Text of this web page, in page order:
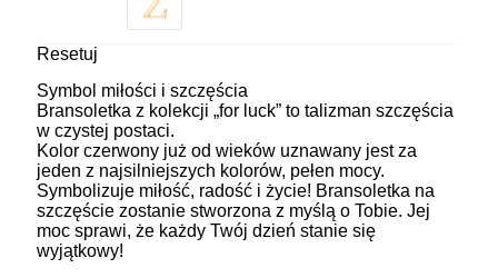
Resetuj
Symbol miłości i szczęścia
Bransoletka z kolekcji „for luck” to talizman szczęścia
w czystej postaci.
Kolor czerwony już od wieków uznawany jest za
jeden z najsilniejszych kolorów, pełen mocy.
Symbolizuje miłość, radość i życie! Bransoletka na
szczęście zostanie stworzona z myślą o Tobie. Jej
moc sprawi, że każdy Twój dzień stanie się
wyjątkowy!